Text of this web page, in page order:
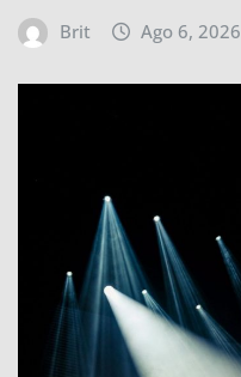
Brit Ago 6, 2026